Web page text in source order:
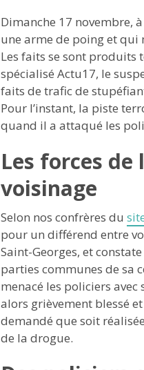
Dimanche 17 novembre,
une arme de poing et qui
Les faits se sont produits
spécialisé Actu17, le
faits de trafic de
Pour l’instant, la piste
quand il a attaqué les
Les forces
voisinage
Selon nos confrères du
pour un différend entre
Saint-Georges, et
parties communes de sa
menacé les policiers avec
alors grièvement blessé
demandé que soit
de la drogue.